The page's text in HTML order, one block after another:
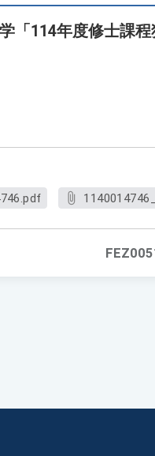
「114年度修士課
FEZ005